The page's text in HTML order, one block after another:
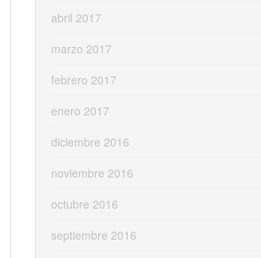
abril 2017
marzo 2017
febrero 2017
enero 2017
diciembre 2016
noviembre 2016
octubre 2016
septiembre 2016